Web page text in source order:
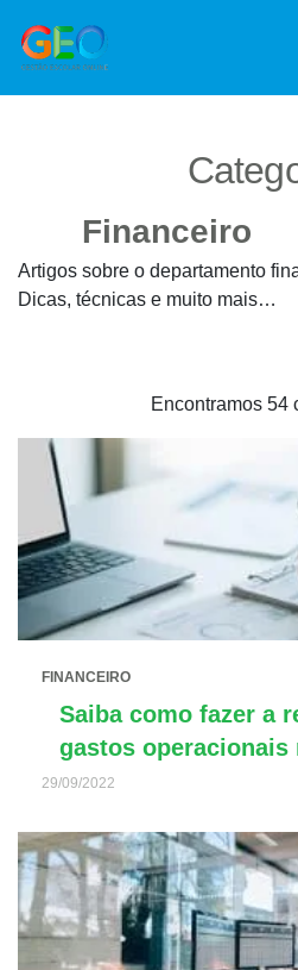
Artigos sobre o departamento
Dicas, técnicas e muito mais…
Encontramos 54
FINANCEIRO
Saiba como fazer a
gastos operacionais
29/09/2022